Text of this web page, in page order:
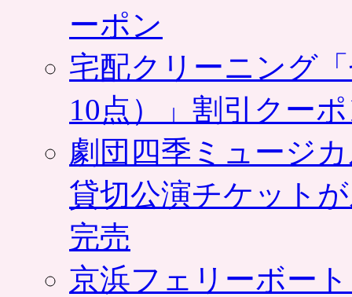
ーポン
宅配クリーニング
10点）」割引クー
劇団四季ミュージ
貸切公演チケット
完売
京浜フェリーボー